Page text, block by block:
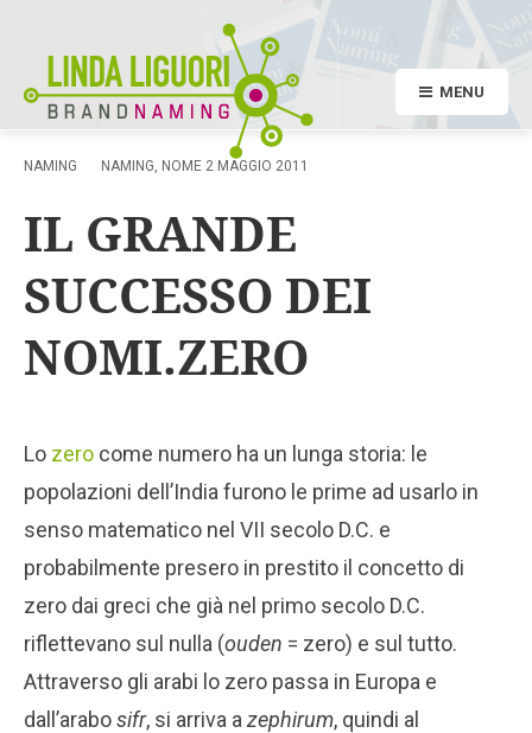
MENU
NAMING NAMING, NOME 2 MAGGIO 2011
IL GRANDE
SUCCESSO DEI
NOMI.ZERO
Lo zero come numero ha un lunga storia: le
popolazioni dell’India furono le prime ad usarlo in
senso matematico nel VII secolo D.C. e
probabilmente presero in prestito il concetto di
zero dai greci che già nel primo secolo D.C.
riflettevano sul nulla (ouden = zero) e sul tutto.
Attraverso gli arabi lo zero passa in Europa e
dall’arabosifr, si arriva a zephirum, quindi al